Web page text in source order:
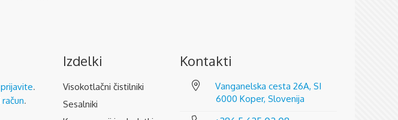
prijavite.
račun.
Izdelki
Visokotlačni čistilniki
Sesalniki
Kontakti
Vanganelska cesta 26A, SI
6000 Koper, Slovenija